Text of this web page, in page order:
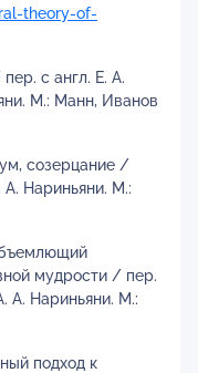
theory-of-
с англ. Е. А.
М.: Манн, Иванов
созерцание /
А. Нариньяни. М.:
мудрости / пер.
А. Нариньяни. М.:
подход к